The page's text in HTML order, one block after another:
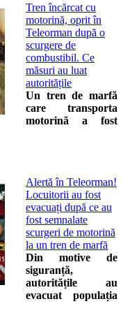
Tren încărcat cu
motorină, oprit în
Teleorman după o
scurgere de
combustibil. Ce
măsuri au luat
autoritățile
Un tren de marfă
care transporta
motorină a fost
Alertă în Teleorman!
Locuitorii au fost
evacuați după ce au
fost semnalate
scurgeri de motorină
la un tren de marfă
Din motive de
siguranță,
autoritățile au
evacuat populația